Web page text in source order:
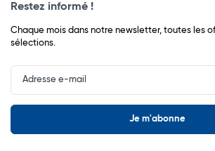
Restez informé !
Chaque mois dans notre newsletter, toutes les
sélections.
Input
Newsletter